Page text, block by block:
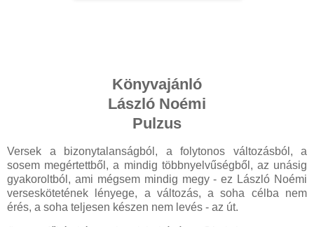
Könyvajánló
László Noémi
Pulzus
Versek a bizonytalanságból, a folytonos változásból, a
sosem megértettből, a mindig többnyelvűségből, az unásig
gyakoroltból, ami mégsem mindig megy - ez László Noémi
verseskötetének lényege, a változás, a soha célba nem
érés, a soha teljesen készen nem levés - az út.